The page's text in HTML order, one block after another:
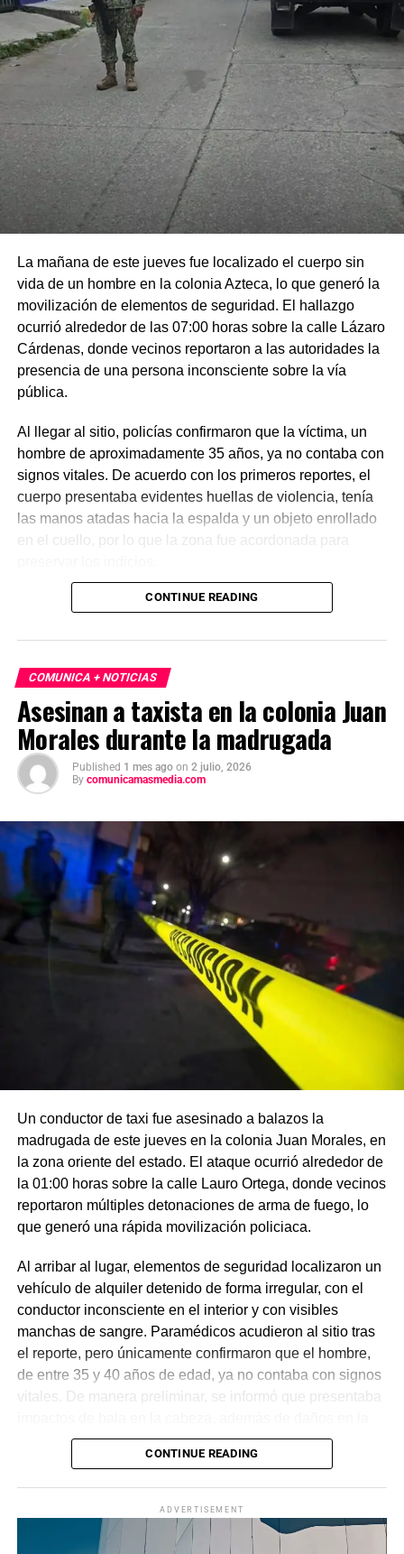
La mañana de este jueves fue localizado el cuerpo sin
vida de un hombre en la colonia Azteca, lo que generó la
movilización de elementos de seguridad. El hallazgo
ocurrió alrededor de las 07:00 horas sobre la calle Lázaro
Cárdenas, donde vecinos reportaron a las autoridades la
presencia de una persona inconsciente sobre la vía
pública.
Al llegar al sitio, policías confirmaron que la víctima, un
hombre de aproximadamente 35 años, ya no contaba con
signos vitales. De acuerdo con los primeros reportes, el
cuerpo presentaba evidentes huellas de violencia, tenía
las manos atadas hacia la espalda y un objeto enrollado
en el cuello, por lo que la zona fue acordonada para
Las primeras investigaciones apuntan a que el hombre
madrugada. Personal de la Fiscalía y del Servicio Médico
Forense realizó el levantamiento del cuerpo e inició la
carpeta de investigación correspondiente para esclarecer
este homicidio.
CONTINUE READING
COMUNICA + NOTICIAS
Asesinan a taxista en la colonia Juan
Morales durante la madrugada
Published 1 mes ago on 2 julio, 2026
By comunicamasmedia.com
Un conductor de taxi fue asesinado a balazos la
madrugada de este jueves en la colonia Juan Morales, en
la zona oriente del estado. El ataque ocurrió alrededor de
la 01:00 horas sobre la calle Lauro Ortega, donde vecinos
reportaron múltiples detonaciones de arma de fuego, lo
que generó una rápida movilización policiaca.
Al arribar al lugar, elementos de seguridad localizaron un
vehículo de alquiler detenido de forma irregular, con el
conductor inconsciente en el interior y con visibles
manchas de sangre. Paramédicos acudieron al sitio tras
el reporte, pero únicamente confirmaron que el hombre,
de entre 35 y 40 años de edad, ya no contaba con signos
vitales. De manera preliminar, se informó que presentaba
puerta del lado del conductor.
realizaron las diligencias correspondientes y el
levantamiento del cuerpo. Hasta el momento no se
CONTINUE READING
ADVERTISEMENT